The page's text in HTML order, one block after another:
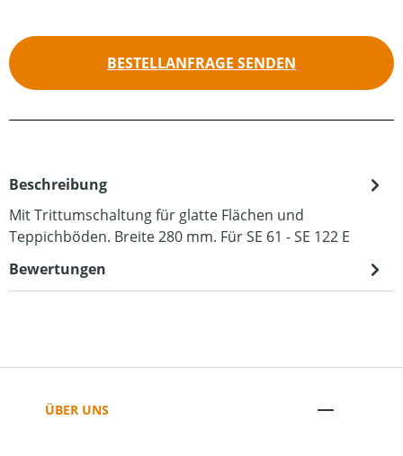
BESTELLANFRAGE SENDEN
Beschreibung
Mit Trittumschaltung für glatte Flächen und
Teppichböden. Breite 280 mm. Für SE 61 - SE 122 E
Bewertungen
ÜBER UNS